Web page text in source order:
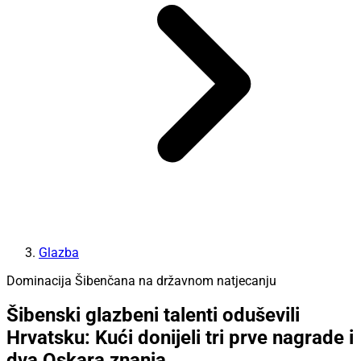
Glazba
Dominacija Šibenčana na državnom natjecanju
Šibenski glazbeni talenti oduševili
Hrvatsku: Kući donijeli tri prve nagrade i